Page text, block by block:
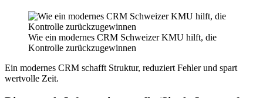
Wie ein modernes CRM Schweizer KMU hilft, die
Kontrolle zurückzugewinnen
Ein modernes CRM schafft Struktur, reduziert Fehler und spart
wertvolle Zeit.